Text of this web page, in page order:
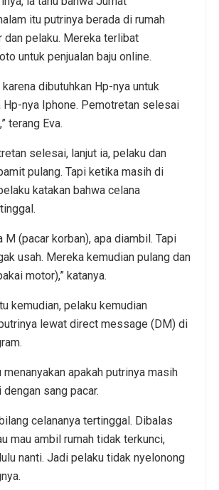
itu putrinya berada di rumah
dan pelaku. Mereka terlibat
untuk penjualan baju online.
karena dibutuhkan Hp-nya untuk
Hp-nya Iphone. Pemotretan selesai
terang Eva.
selesai, lanjut ia, pelaku dan
pulang. Tapi ketika masih di
katakan bahwa celana
M (pacar korban), apa diambil. Tapi
usah. Mereka kemudian pulang dan
motor),” katanya.
kemudian, pelaku kemudian
lewat direct message (DM) di
menanyakan apakah putrinya masih
sang pacar.
celananya tertinggal. Dibalas
mau ambil rumah tidak terkunci,
nanti. Jadi pelaku tidak nyelonong